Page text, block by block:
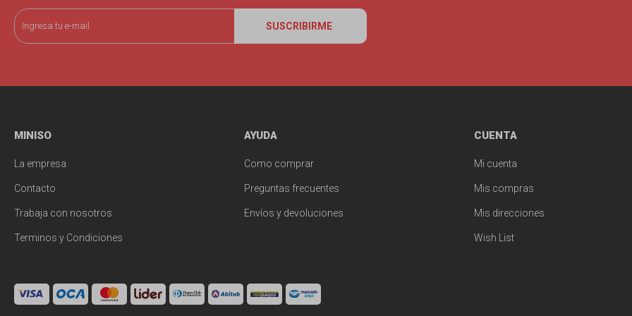
SUSCRIBIRME
MINISO
La empresa
Contacto
Trabaja con nosotros
Terminos y Condiciones
AYUDA
Como comprar
Preguntas frecuentes
Envíos y devoluciones
CUENTA
Mi cuenta
Mis compras
Mis direcciones
Wish List